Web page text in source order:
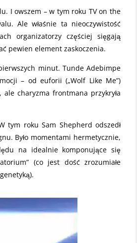
I owszem – w tym roku TV on the
Ale właśnie ta nieoczywistość
organizatorzy częściej sięgają
pewien element zaskoczenia.
minut. Tunde Adebimpe
– od euforii („Wolf Like Me”)
ale charyzma frontmana przykryła
tym roku Sam Shepherd odszedł
Było momentami hermetycznie,
na idealnie komponujące się
(co jest dość zrozumiałe